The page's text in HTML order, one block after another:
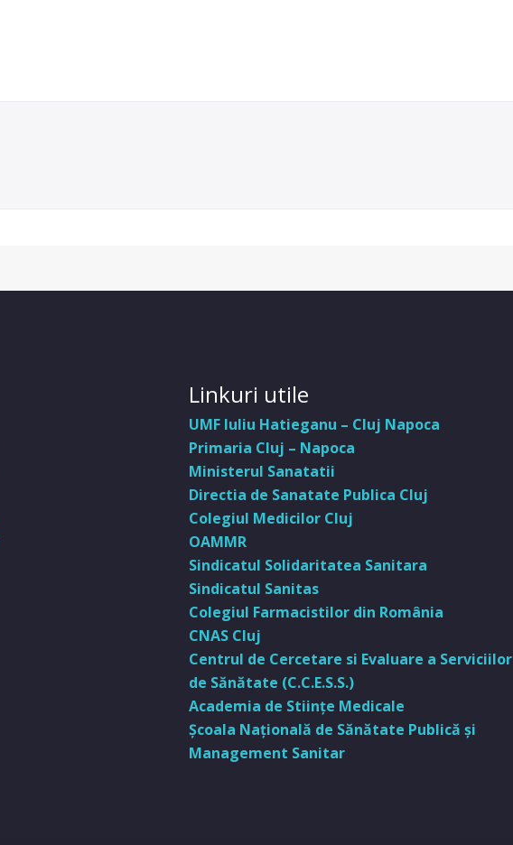
Linkuri utile
UMF Iuliu Hatieganu – Cluj Napoca
Primaria Cluj – Napoca
Ministerul Sanatatii
Directia de Sanatate Publica Cluj
Colegiul Medicilor Cluj
OAMMR
Sindicatul Solidaritatea Sanitara
Sindicatul Sanitas
Colegiul Farmacistilor din România
CNAS Cluj
Centrul de Cercetare si Evaluare a Serviciilor
de Sănătate (C.C.E.S.S.)
Academia de Stiinţe Medicale
Şcoala Naţională de Sănătate Publică şi
Management Sanitar